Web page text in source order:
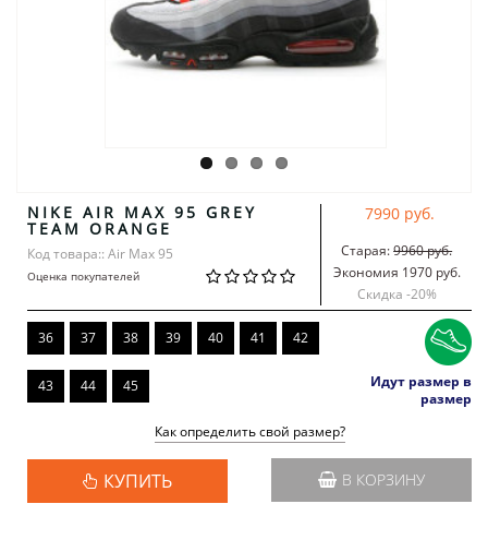
NIKE AIR MAX 95 GREY
TEAM ORANGE
Код товара:: Air Max 95
Оценка покупателей
7990 руб.
Старая:9960 руб.
Экономия 1970 руб.
Скидка -20%
36 37 38 39 40 41 42
43 44 45
Идут размер в
размер
Как определить свой размер?
КУПИТЬ В КОРЗИНУ